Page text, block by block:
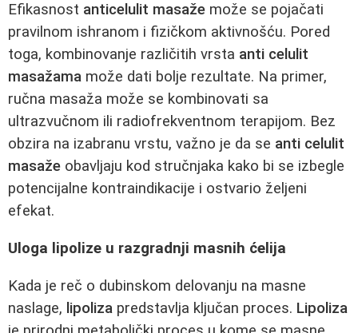
Efikasnost anticelulit masaže može se pojačati
pravilnom ishranom i fizičkom aktivnošću. Pored
toga, kombinovanje različitih vrsta anti celulit
masažama može dati bolje rezultate. Na primer,
ručna masaža može se kombinovati sa
ultrazvučnom ili radiofrekventnom terapijom. Bez
obzira na izabranu vrstu, važno je da se anti celulit
masaže obavljaju kod stručnjaka kako bi se izbegle
potencijalne kontraindikacije i ostvario željeni
efekat.
Uloga lipolize u razgradnji masnih ćelija
Kada je reč o dubinskom delovanju na masne
naslage, lipoliza predstavlja ključan proces. Lipoliza